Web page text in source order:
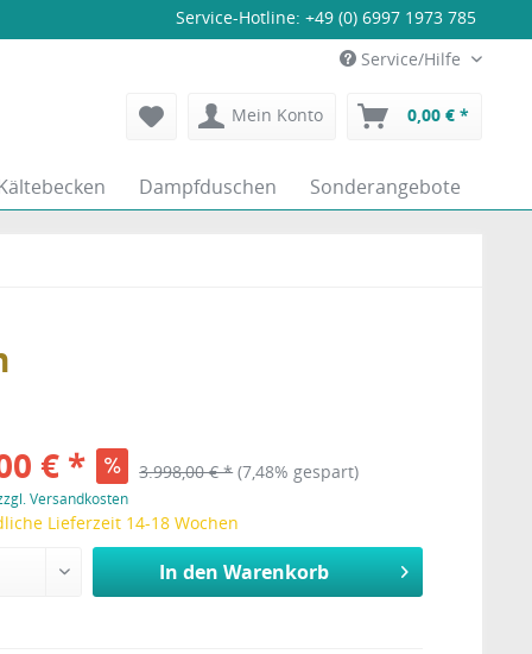
Service-Hotline:+49 (0) 6997 1973 785
Service/Hilfe
Mein Konto 0,00 € *
Dampfduschen Sonderangebote
€ * 3.998,00 € * (7,48% gespart)
Versandkosten
Lieferzeit 14-18 Wochen
In den Warenkorb